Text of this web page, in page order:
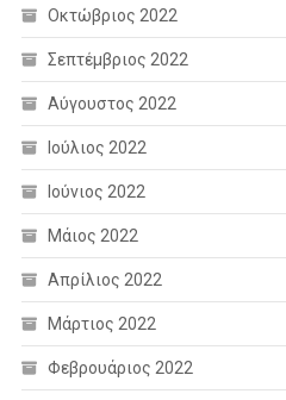
Οκτώβριος 2022
Σεπτέμβριος 2022
Αύγουστος 2022
Ιούλιος 2022
Ιούνιος 2022
Μάιος 2022
Απρίλιος 2022
Μάρτιος 2022
Φεβρουάριος 2022